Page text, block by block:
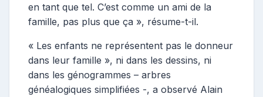
en tant que tel. C’est comme un ami de la
famille, pas plus que ça », résume-t-il.
« Les enfants ne représentent pas le donneur
dans leur famille », ni dans les dessins, ni
dans les génogrammes – arbres
généalogiques simplifiées -, a observé Alain